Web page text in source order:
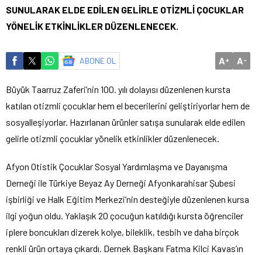
SUNULARAK ELDE EDİLEN GELİRLE OTİZMLİ ÇOCUKLAR
YÖNELİK ETKİNLİKLER DÜZENLENECEK.
ABONE OL A+ A-
Büyük Taarruz Zaferi’nin 100. yılı dolayısı düzenlenen kursta
katılan otizmli çocuklar hem el becerilerini geliştiriyorlar hem de
sosyalleşiyorlar. Hazırlanan ürünler satışa sunularak elde edilen
gelirle otizmli çocuklar yönelik etkinlikler düzenlenecek.
Afyon Otistik Çocuklar Sosyal Yardımlaşma ve Dayanışma
Derneği ile Türkiye Beyaz Ay Derneği Afyonkarahisar Şubesi
işbirliği ve Halk Eğitim Merkezi’nin desteğiyle düzenlenen kursa
ilgi yoğun oldu. Yaklaşık 20 çocuğun katıldığı kursta öğrenciler
iplere boncukları dizerek kolye, bileklik, tesbih ve daha birçok
renkli ürün ortaya çıkardı. Dernek Başkanı Fatma Kilci Kavas’ın